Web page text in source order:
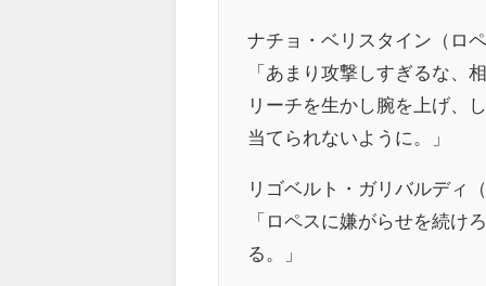
ナチョ・ベリスタイン（ロ
「あまり攻撃しすぎるな、
リーチを生かし腕を上げ、
当てられないように。」
リゴベルト・ガリバルディ
「ロペスに嫌がらせを続け
る。」